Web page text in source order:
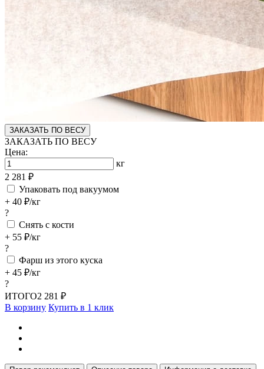
ЗАКАЗАТЬ ПО ВЕСУ
ЗАКАЗАТЬ ПО ВЕСУ
Цена:
кг
2 281 ₽
Упаковать под вакуумом
+ 40 ₽/кг
?
Снять с кости
+ 55 ₽/кг
?
Фарш из этого куска
+ 45 ₽/кг
?
ИТОГО2 281 ₽
В корзину Купить в 1 клик